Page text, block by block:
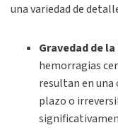
una variedad de
Gravedad de
hemorragias
resultan en una
plazo o